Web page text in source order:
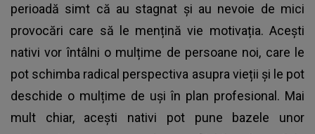
perioadă simt că au stagnat și au nevoie de mici
provocări care să le mențină vie motivația. Acești
nativi vor întâlni o mulțime de persoane noi, care le
pot schimba radical perspectiva asupra vieții și le pot
deschide o mulțime de uși în plan profesional. Mai
mult chiar, acești nativi pot pune bazele unor